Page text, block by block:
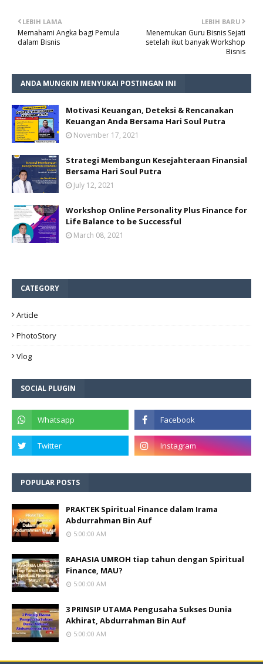
LEBIH BARU
Menemukan Guru Bisnis Sejati
setelah ikut banyak Workshop
Bisnis
LEBIH LAMA
Memahami Angka bagi Pemula
dalam Bisnis
ANDA MUNGKIN MENYUKAI POSTINGAN INI
Motivasi Keuangan, Deteksi & Rencanakan
Keuangan Anda Bersama Hari Soul Putra
November 17, 2021
Strategi Membangun Kesejahteraan Finansial
Bersama Hari Soul Putra
July 12, 2021
Workshop Online Personality Plus Finance for
Life Balance to be Successful
March 08, 2021
CATEGORY
Article
PhotoStory
Vlog
SOCIAL PLUGIN
POPULAR POSTS
PRAKTEK Spiritual Finance dalam Irama
Abdurrahman Bin Auf
5:00:00 AM
RAHASIA UMROH tiap tahun dengan Spiritual
Finance, MAU?
5:00:00 AM
3 PRINSIP UTAMA Pengusaha Sukses Dunia
Akhirat, Abdurrahman Bin Auf
5:00:00 AM